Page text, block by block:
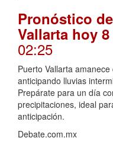
Pronóstico
Vallarta hoy
02:25
Puerto Vallarta
anticipando lluvias
Prepárate para un día
precipitaciones, ideal
anticipación.
Debate.com.mx